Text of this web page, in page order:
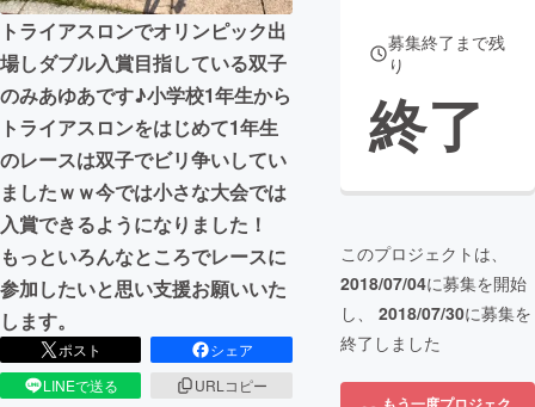
CAMPFIRE for Social Good
CAMPFIRE Creation
CAMPFIREふるさと納税machi-ya コミュニティ
トライアスロンでオリンピック出
場しダブル入賞目指している双子
のみあゆあです♪小学校1年生から
トライアスロンをはじめて1年生
のレースは双子でビリ争いしてい
ましたｗｗ今では小さな大会では
入賞できるようになりました！
もっといろんなところでレースに
参加したいと思い支援お願いいた
します。
ポスト
シェア
LINEで送る
URLコピー
募集終了まで残
り
終了
このプロジェクトは、
2018/07/04に募集を開始
し、 2018/07/30に募集を
終了しました